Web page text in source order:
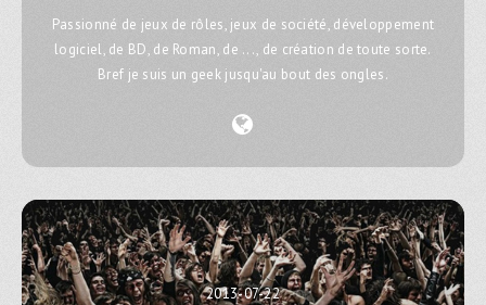
Passionné de jeux de rôles, jeux de société, développement
logiciel, de BD, de Roman, de ..., de création de toute sorte.
Bref je suis un geek jusqu'au bout des ongles.
2013-07-22